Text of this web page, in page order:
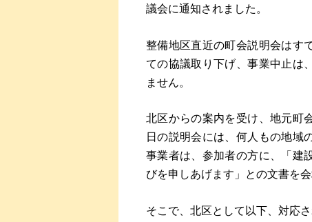
議会に通知されました。
整備地区直近の町会説明会はす
ての協議取り下げ、事業中止は
ません。
北区からの案内を受け、地元町
日の説明会には、何人もの地域
事業者は、参加者の方に、「建
びを申しあげます」との文書を
そこで、北区として以下、対応